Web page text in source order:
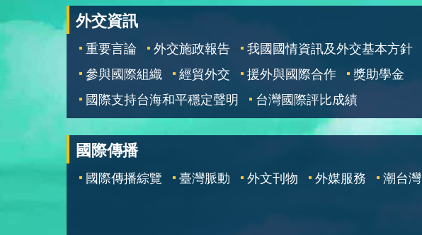
外交資訊
重要言論 外交施政報告
我國國情資訊及外交基本方針
參與國際組織
經貿外交 援外與國際合作
獎助學金
國際支持台海和平穩定聲明
台灣國際評比成績
國際傳播
國際傳播綜覽 臺灣脈動 外文刊物 外媒服務 潮台灣